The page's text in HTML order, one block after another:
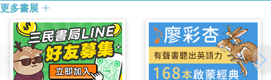
更多書展